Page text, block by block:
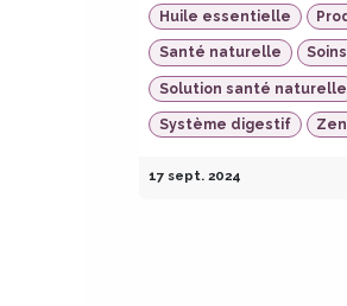
Huile essentielle
Santé naturelle
Solution santé naturelle
Système digestif
17 sept. 2024